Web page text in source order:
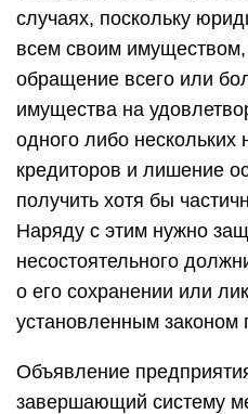
случаях, поскольку
всем своим имуществом,
обращение всего или
имущества на
одного либо
кредиторов и лишение
получить хотя бы
Наряду с этим нужно
несостоятельного
о его сохранении или
установленным законом
Объявление
завершающий систему